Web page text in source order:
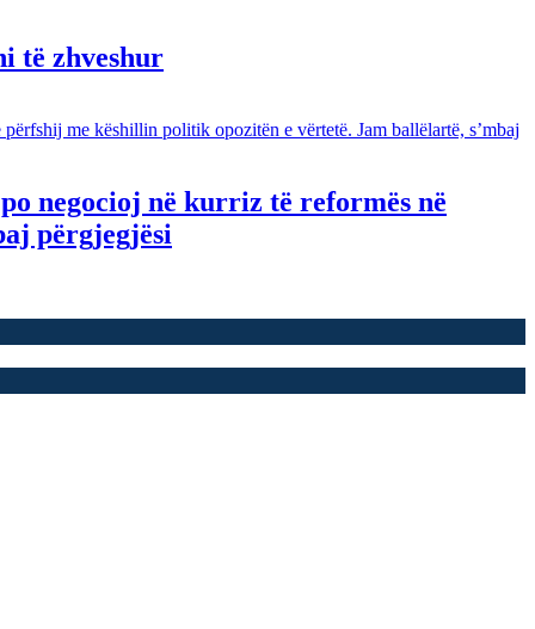
të zhveshur
negocioj në kurriz të reformës në
përgjegjësi